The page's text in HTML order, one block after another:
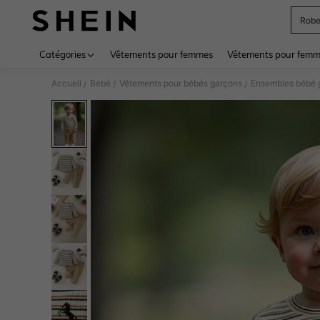
Robe
Catégories Vêtements pour femmes Vêtements pour
Accueil / Bébé / Vêtements pour bébés garçons / Ensembles bébé